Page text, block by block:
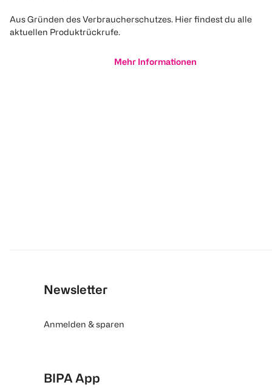
Aus Gründen des Verbraucherschutzes. Hier findest du alle
aktuellen Produktrückrufe.
Mehr Informationen
Newsletter
Anmelden & sparen
BIPA App